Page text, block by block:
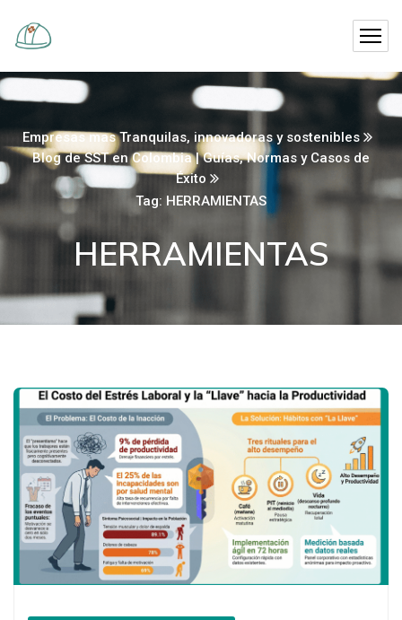
Empresas mas Tranquilas, innovadoras y sostenibles
Blog de SST en Colombia | Guías, Normas y Casos de
Éxito
Tag: HERRAMIENTAS
HERRAMIENTAS